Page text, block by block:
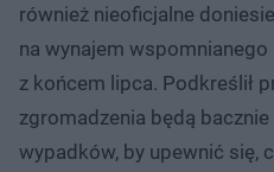
również nieoficjalne
na wynajem
z końcem lipca. Podkreślił
zgromadzenia będą
wypadków, by upewnić się,